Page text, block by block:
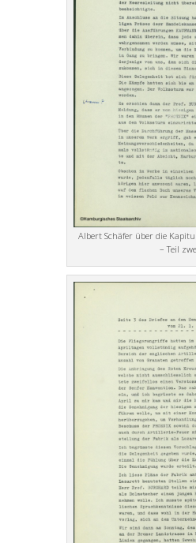
Albert Schäfer über die
– Teil